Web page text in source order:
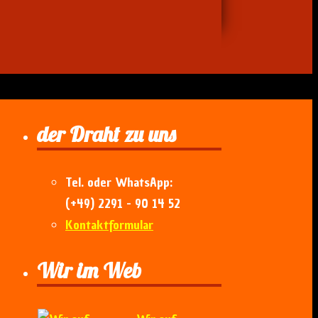
der Draht zu uns
Tel. oder WhatsApp:
(+49) 2291 - 90 14 52
Kontaktformular
Wir im Web